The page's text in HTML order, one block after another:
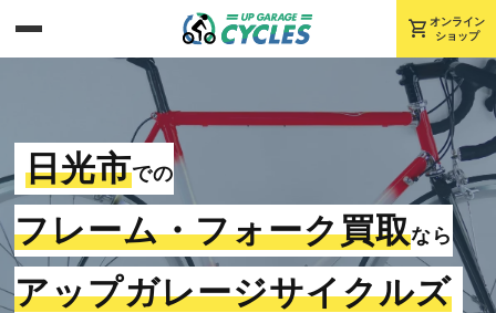
shopping_cart オンライン
ショップ
日光市での
フレーム・フォーク買取なら
アップガレージサイクルズ